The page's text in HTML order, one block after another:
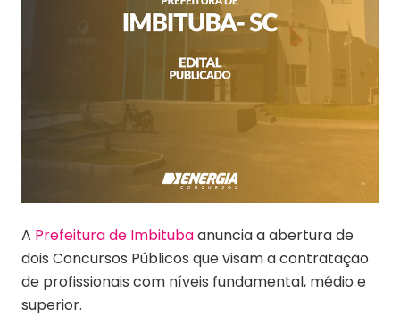
A Prefeitura de Imbitubaanuncia a abertura de
dois Concursos Públicos que visam a contratação
de profissionais com níveis fundamental, médio e
superior.